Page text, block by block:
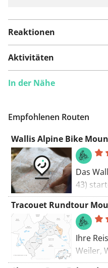
Reaktionen
Aktivitäten
In der Nähe
Empfohlenen Routen
Wallis Alpine Bike
Das
43)
Sierre.
hoch
tiefen
fallen
Tracouet Rundtour
Ihre
Weiler,
Sie ins